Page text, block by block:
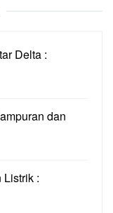
Delta :
dan
Listrik :